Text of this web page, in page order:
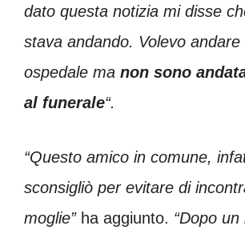
dato questa notizia mi disse
stava andando. Volevo
ospedale ma non sono
al funerale“.
“Questo amico in comune,
sconsigliò per evitare di
moglie” ha aggiunto. “Dopo